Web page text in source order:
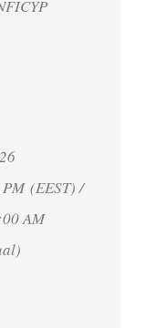
(EEST) /
AM